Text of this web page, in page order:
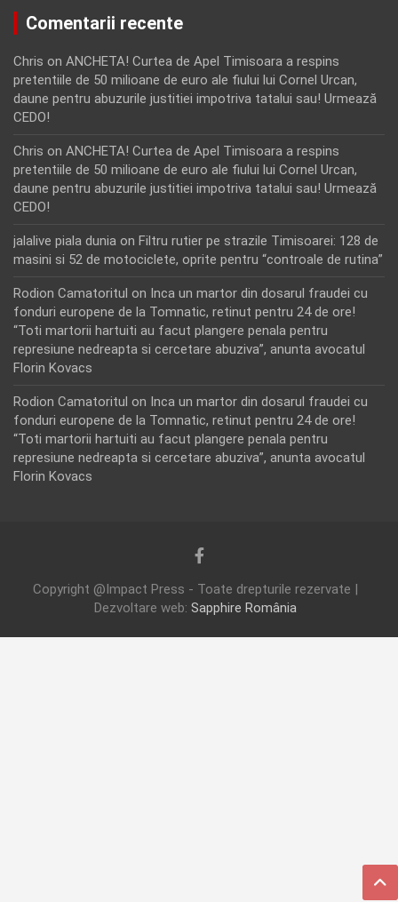
Comentarii recente
Chris on ANCHETA! Curtea de Apel Timisoara a respins
pretentiile de 50 milioane de euro ale fiului lui Cornel Urcan,
daune pentru abuzurile justitiei impotriva tatalui sau! Urmează
CEDO!
Chris on ANCHETA! Curtea de Apel Timisoara a respins
pretentiile de 50 milioane de euro ale fiului lui Cornel Urcan,
daune pentru abuzurile justitiei impotriva tatalui sau! Urmează
CEDO!
jalalive piala dunia on Filtru rutier pe strazile Timisoarei: 128 de
masini si 52 de motociclete, oprite pentru “controale de rutina”
Rodion Camatoritul on Inca un martor din dosarul fraudei cu
fonduri europene de la Tomnatic, retinut pentru 24 de ore!
“Toti martorii hartuiti au facut plangere penala pentru
represiune nedreapta si cercetare abuziva”, anunta avocatul
Florin Kovacs
Rodion Camatoritul on Inca un martor din dosarul fraudei cu
fonduri europene de la Tomnatic, retinut pentru 24 de ore!
“Toti martorii hartuiti au facut plangere penala pentru
represiune nedreapta si cercetare abuziva”, anunta avocatul
Florin Kovacs
Copyright @Impact Press - Toate drepturile rezervate |
Dezvoltare web: Sapphire România